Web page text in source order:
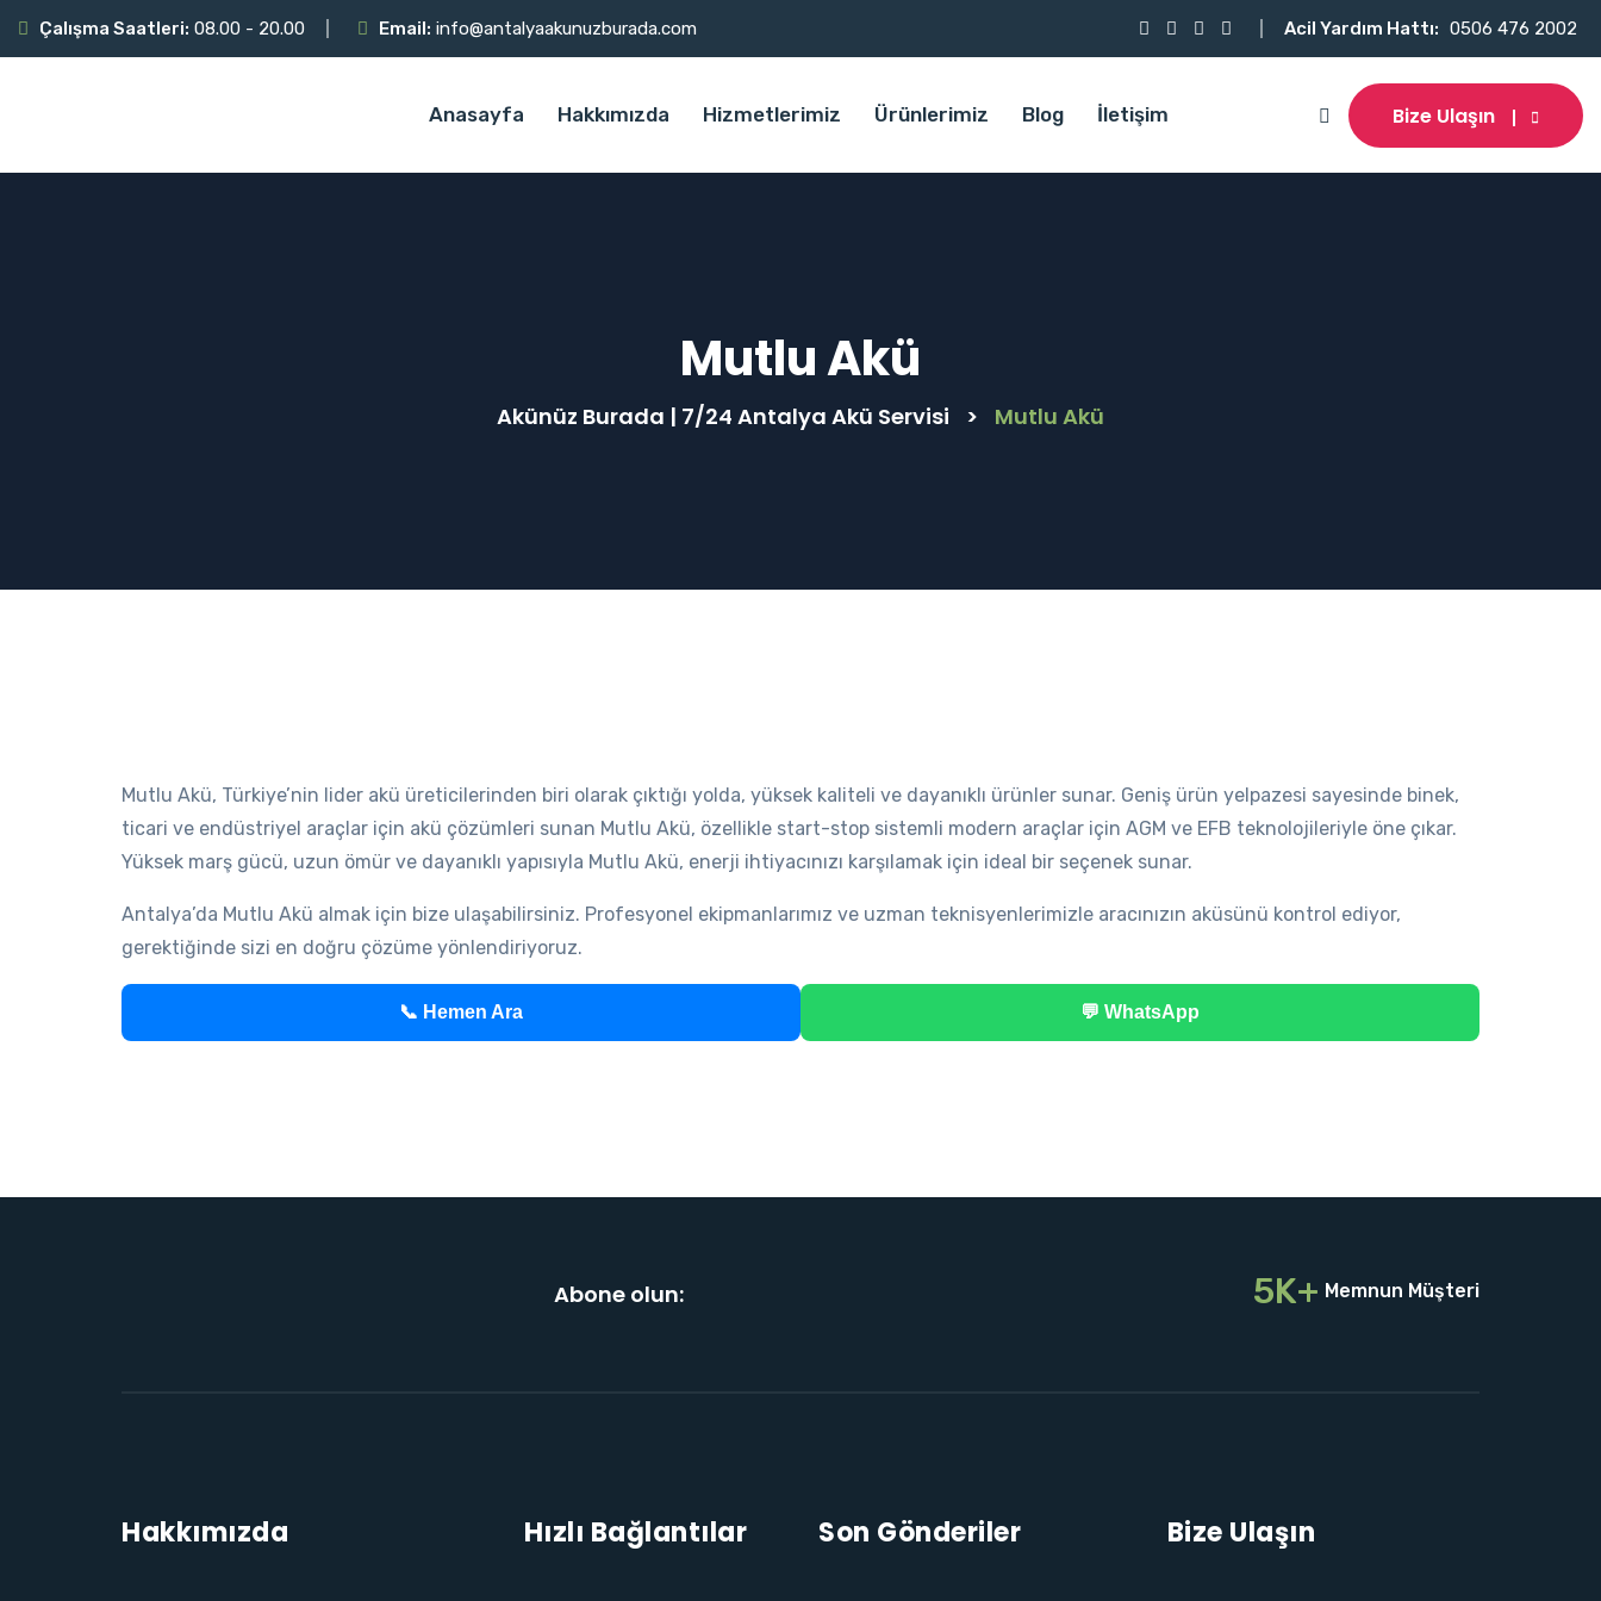
Çalışma Saatleri: 08.00 - 20.00 Email: info@antalyaakunuzburada.com Acil Yardım Hattı: 0506 476 2002
Anasayfa Hakkımızda Hizmetlerimiz Ürünlerimiz Blog İletişim Bize Ulaşın
Mutlu Akü
Akünüz Burada | 7/24 Antalya Akü Servisi > Mutlu Akü
Mutlu Akü, Türkiye’nin lider akü üreticilerinden biri olarak çıktığı yolda, yüksek kaliteli ve dayanıklı ürünler sunar. Geniş ürün yelpazesi sayesinde binek,
ticari ve endüstriyel araçlar için akü çözümleri sunan Mutlu Akü, özellikle start-stop sistemli modern araçlar için AGM ve EFB teknolojileriyle öne çıkar.
Yüksek marş gücü, uzun ömür ve dayanıklı yapısıyla Mutlu Akü, enerji ihtiyacınızı karşılamak için ideal bir seçenek sunar.
Antalya’da Mutlu Akü almak için bize ulaşabilirsiniz. Profesyonel ekipmanlarımız ve uzman teknisyenlerimizle aracınızın aküsünü kontrol ediyor,
gerektiğinde sizi en doğru çözüme yönlendiriyoruz.
📞 Hemen Ara 💬 WhatsApp
Abone olun: 5K+ Memnun Müşteri
Hakkımızda Hızlı Bağlantılar Son Gönderiler Bize Ulaşın